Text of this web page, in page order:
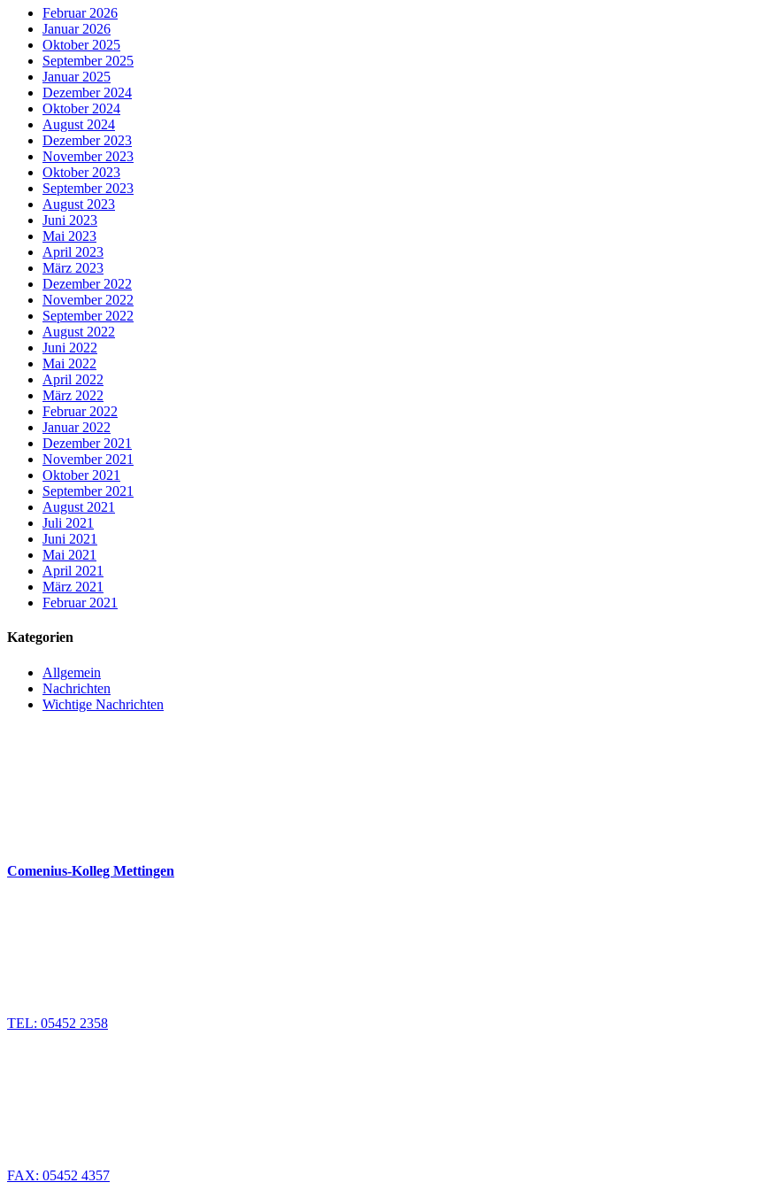
Februar 2026
Januar 2026
Oktober 2025
September 2025
Januar 2025
Dezember 2024
Oktober 2024
August 2024
Dezember 2023
November 2023
Oktober 2023
September 2023
August 2023
Juni 2023
Mai 2023
April 2023
März 2023
Dezember 2022
November 2022
September 2022
August 2022
Juni 2022
Mai 2022
April 2022
März 2022
Februar 2022
Januar 2022
Dezember 2021
November 2021
Oktober 2021
September 2021
August 2021
Juli 2021
Juni 2021
Mai 2021
April 2021
März 2021
Februar 2021
Kategorien
Allgemein
Nachrichten
Wichtige Nachrichten
Comenius-Kolleg Mettingen
TEL: 05452 2358
FAX: 05452 4357